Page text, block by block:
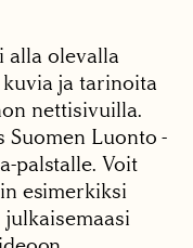
alla olevalla
ja tarinoita
nettisivuilla.
Suomen Luonto -
palstalle. Voit
esimerkiksi